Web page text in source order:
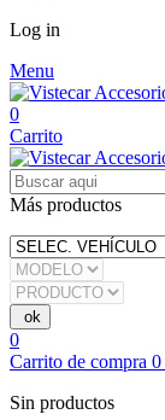
Log in
Menu
0
Carrito
Más productos
0
Carrito de compra 0
Sin productos